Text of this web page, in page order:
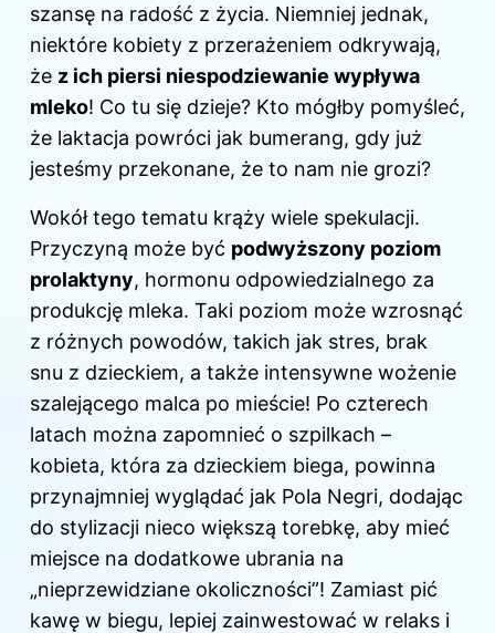
szansę na radość z życia. Niemniej jednak,
niektóre kobiety z przerażeniem odkrywają,
że z ich piersi niespodziewanie wypływa
mleko! Co tu się dzieje? Kto mógłby pomyśleć,
że laktacja powróci jak bumerang, gdy już
jesteśmy przekonane, że to nam nie grozi?
Wokół tego tematu krąży wiele spekulacji.
Przyczyną może być podwyższony poziom
prolaktyny, hormonu odpowiedzialnego za
produkcję mleka. Taki poziom może wzrosnąć
z różnych powodów, takich jak stres, brak
snu z dzieckiem, a także intensywne wożenie
szalejącego malca po mieście! Po czterech
latach można zapomnieć o szpilkach –
kobieta, która za dzieckiem biega, powinna
przynajmniej wyglądać jak Pola Negri, dodając
do stylizacji nieco większą torebkę, aby mieć
miejsce na dodatkowe ubrania na
„nieprzewidziane okoliczności”! Zamiast pić
kawę w biegu, lepiej zainwestować w relaks i